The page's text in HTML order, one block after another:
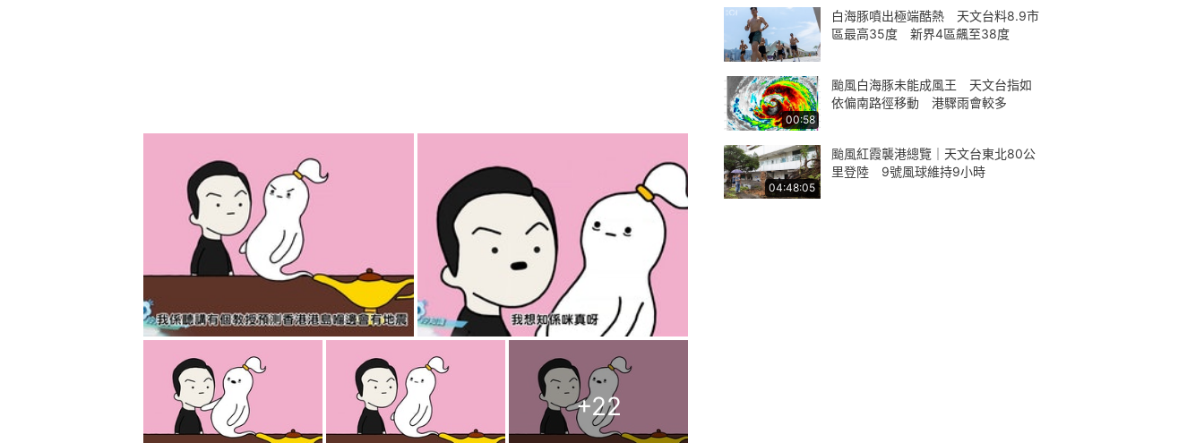
+22
白海豚噴出極端酷熱 天文台料8.9市
區最高35度 新界4區飆至38度
00:58
颱風白海豚未能成風王 天文台指如
依偏南路徑移動 港驟雨會較多
04:48:05
颱風紅霞襲港總覽｜天文台東北80公
里登陸 9號風球維持9小時